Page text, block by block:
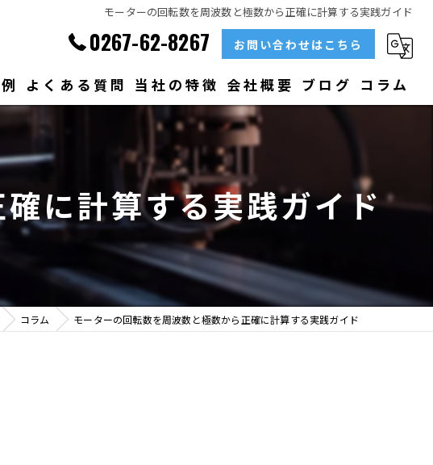
モーターの回転数を周波数と極数から正確に計算する実践ガイド
0267-62-8267 お問い合わせはこちら
よくある質問 当社の特徴
ベアリング
大型
メンテナンス
販売
会社概要 ブログ コラム
に計算する実践ガイド
コラム モーターの回転数を周波数と極数から正確に計算する実践ガイド